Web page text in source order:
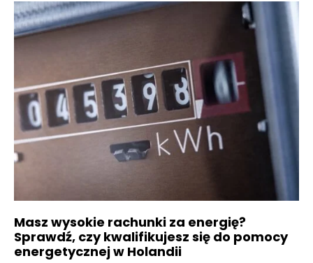
Masz wysokie rachunki za energię?
Sprawdź, czy kwalifikujesz się do pomocy
energetycznej w Holandii